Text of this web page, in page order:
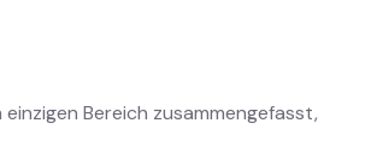
Bereich zusammengefasst,